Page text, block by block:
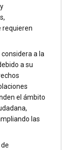
requieren
a la
a su
el ámbito
las